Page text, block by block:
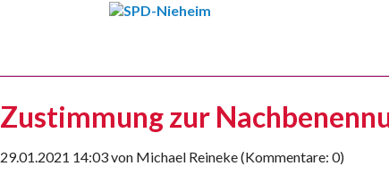
Zustimmung zur
29.01.2021 14:03von Michael Reineke(Kommentare: 0)